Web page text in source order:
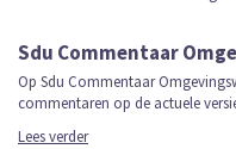
Sdu Commentaar
Op Sdu Commentaar
commentaren op de actuele
Lees verder